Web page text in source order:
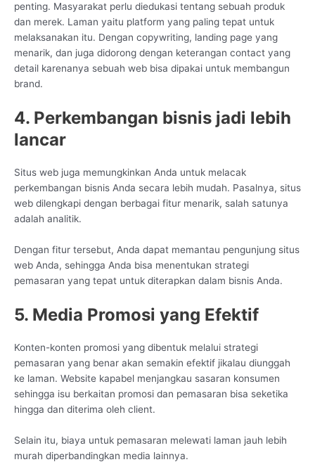
penting. Masyarakat perlu diedukasi tentang sebuah produk
dan merek. Laman yaitu platform yang paling tepat untuk
melaksanakan itu. Dengan copywriting, landing page yang
menarik, dan juga didorong dengan keterangan contact yang
detail karenanya sebuah web bisa dipakai untuk membangun
brand.
4. Perkembangan bisnis jadi lebih
lancar
Situs web juga memungkinkan Anda untuk melacak
perkembangan bisnis Anda secara lebih mudah. Pasalnya, situs
web dilengkapi dengan berbagai fitur menarik, salah satunya
adalah analitik.
Dengan fitur tersebut, Anda dapat memantau pengunjung situs
web Anda, sehingga Anda bisa menentukan strategi
pemasaran yang tepat untuk diterapkan dalam bisnis Anda.
5. Media Promosi yang Efektif
Konten-konten promosi yang dibentuk melalui strategi
pemasaran yang benar akan semakin efektif jikalau diunggah
ke laman. Website kapabel menjangkau sasaran konsumen
sehingga isu berkaitan promosi dan pemasaran bisa seketika
hingga dan diterima oleh client.
Selain itu, biaya untuk pemasaran melewati laman jauh lebih
murah diperbandingkan media lainnya.